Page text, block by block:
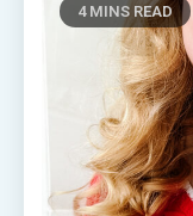
4 MINS READ